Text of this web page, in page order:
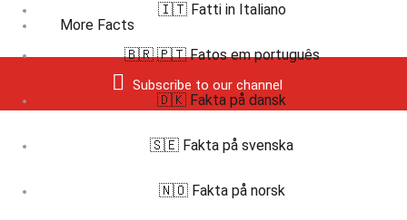
More Facts
Subscribe to our channel
🇮🇹 Fatti in Italiano
🇧🇷 🇵🇹 Fatos em português
🇩🇰 Fakta på dansk
🇸🇪 Fakta på svenska
🇳🇴 Fakta på norsk